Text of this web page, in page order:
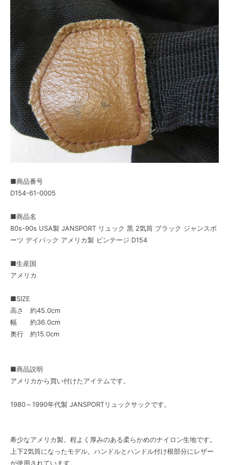
■商品番号
D154-61-0005
■商品名
80s-90s USA製 JANSPORT リュック 黒 2気筒 ブラック ジャンスポ
ーツ デイパック アメリカ製 ビンテージ D154
■生産国
アメリカ
■SIZE
高さ 約45.0cm
幅 約36.0cm
奥行 約15.0cm
■商品説明
アメリカから買い付けたアイテムです。
1980～1990年代製 JANSPORTリュックサックです。
希少なアメリカ製。程よく厚みのある柔らかめのナイロン生地です。
上下2気筒になったモデル。ハンドルとハンドル付け根部分にレザー
が使用されています。